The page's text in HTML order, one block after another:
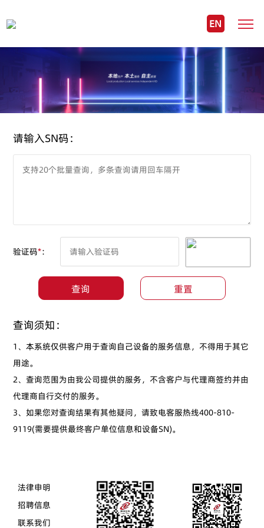
EN
请输入SN码：
验证码*：
查询须知：
1、本系统仅供客户用于查询自己设备的服务信息，不得用于其它
用途。
2、查询范围为由我公司提供的服务，不含客户与代理商签约并由
代理商自行交付的服务。
3、如果您对查询结果有其他疑问，请致电客服热线400-810-
9119(需要提供最终客户单位信息和设备SN)。
法律申明
招聘信息
联系我们